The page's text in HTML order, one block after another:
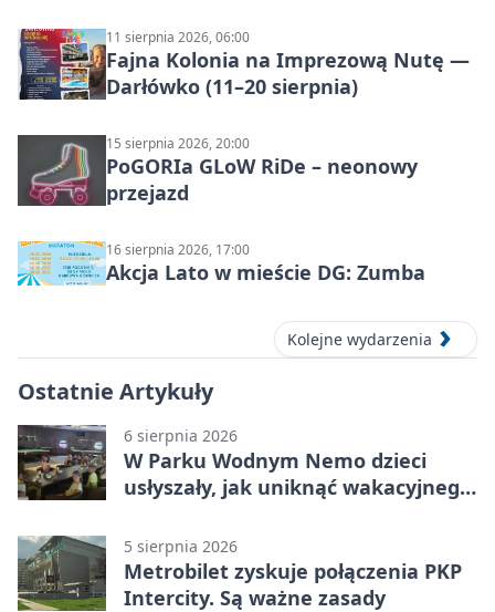
11 sierpnia 2026, 06:00
Fajna Kolonia na Imprezową Nutę —
Darłówko (11–20 sierpnia)
15 sierpnia 2026, 20:00
PoGORIa GLoW RiDe – neonowy
przejazd
16 sierpnia 2026, 17:00
Akcja Lato w mieście DG: Zumba
Kolejne wydarzenia
Ostatnie Artykuły
6 sierpnia 2026
W Parku Wodnym Nemo dzieci
usłyszały, jak uniknąć wakacyjnego
5 sierpnia 2026
Metrobilet zyskuje połączenia PKP
Intercity. Są ważne zasady